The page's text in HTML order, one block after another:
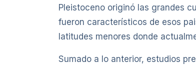
Pleistoceno originó las grandes
fueron característicos de esos
latitudes menores donde
Sumado a lo anterior, estudios